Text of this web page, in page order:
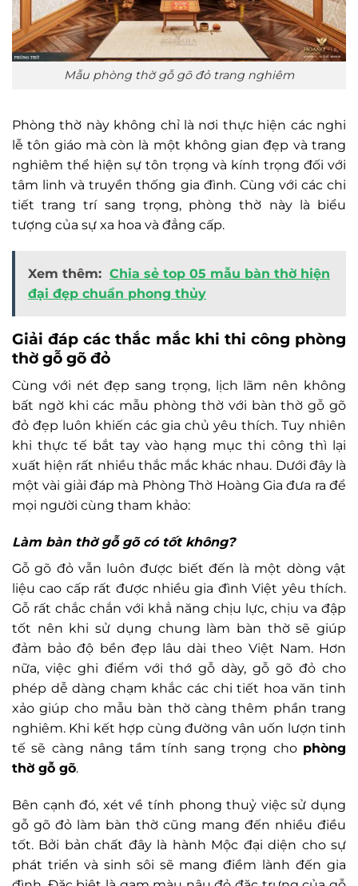
Mẫu phòng thờ gỗ gõ đỏ trang nghiêm
Phòng thờ này không chỉ là nơi thực hiện các nghi
lễ tôn giáo mà còn là một không gian đẹp và trang
nghiêm thể hiện sự tôn trọng và kính trọng đối với
tâm linh và truyền thống gia đình. Cùng với các chi
tiết trang trí sang trọng, phòng thờ này là biểu
tượng của sự xa hoa và đẳng cấp.
Xem thêm: Chia sẻ top 05 mẫu bàn thờ hiện
đại đẹp chuẩn phong thủy
Giải đáp các thắc mắc khi thi công phòng
thờ gỗ gõ đỏ
Cùng với nét đẹp sang trọng, lịch lãm nên không
bất ngờ khi các mẫu phòng thờ với bàn thờ gỗ gõ
đỏ đẹp luôn khiến các gia chủ yêu thích. Tuy nhiên
khi thực tế bắt tay vào hạng mục thi công thì lại
xuất hiện rất nhiều thắc mắc khác nhau. Dưới đây là
một vài giải đáp mà Phòng Thờ Hoàng Gia đưa ra để
mọi người cùng tham khảo:
Làm bàn thờ gỗ gõ có tốt không?
Gỗ gõ đỏ vẫn luôn được biết đến là một dòng vật
liệu cao cấp rất được nhiều gia đình Việt yêu thích.
Gỗ rất chắc chắn với khẳ năng chịu lực, chịu va đập
tốt nên khi sử dụng chung làm bàn thờ sẽ giúp
đảm bảo độ bền đẹp lâu dài theo Việt Nam. Hơn
nữa, việc ghi điểm với thớ gỗ dày, gỗ gõ đỏ cho
phép dễ dàng chạm khắc các chi tiết hoa văn tinh
xảo giúp cho mẫu bàn thờ càng thêm phần trang
nghiêm. Khi kết hợp cùng đường vân uốn lượn tinh
tế sẽ càng nâng tầm tính sang trọng cho phòng
thờ gỗ gõ.
Bên cạnh đó, xét về tính phong thuỷ việc sử dụng
gỗ gõ đỏ làm bàn thờ cũng mang đến nhiều điều
tốt. Bởi bản chất đây là hành Mộc đại diện cho sự
phát triển và sinh sôi sẽ mang điềm lành đến gia